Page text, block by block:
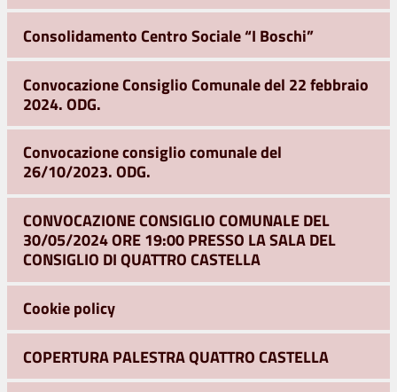
Consolidamento Centro Sociale “I Boschi”
Convocazione Consiglio Comunale del 22 febbraio
2024. ODG.
Convocazione consiglio comunale del
26/10/2023. ODG.
CONVOCAZIONE CONSIGLIO COMUNALE DEL
30/05/2024 ORE 19:00 PRESSO LA SALA DEL
CONSIGLIO DI QUATTRO CASTELLA
Cookie policy
COPERTURA PALESTRA QUATTRO CASTELLA